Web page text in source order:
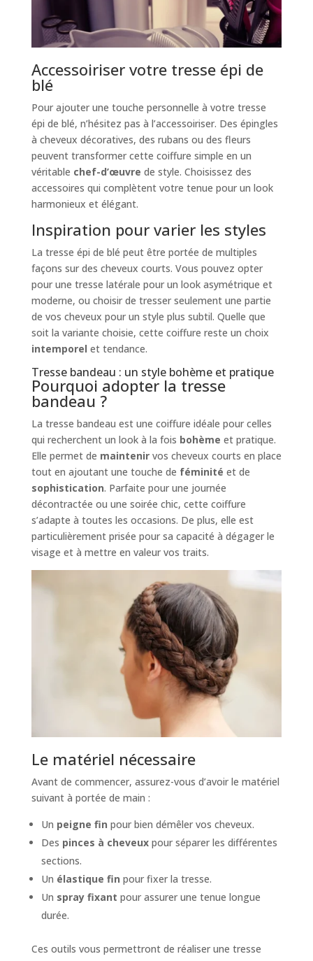
Accessoiriser votre tresse épi de
blé
Pour ajouter une touche personnelle à votre tresse
épi de blé, n’hésitez pas à l’accessoiriser. Des épingles
à cheveux décoratives, des rubans ou des fleurs
peuvent transformer cette coiffure simple en un
véritable chef-d’œuvre de style. Choisissez des
accessoires qui complètent votre tenue pour un look
harmonieux et élégant.
Inspiration pour varier les styles
La tresse épi de blé peut être portée de multiples
façons sur des cheveux courts. Vous pouvez opter
pour une tresse latérale pour un look asymétrique et
moderne, ou choisir de tresser seulement une partie
de vos cheveux pour un style plus subtil. Quelle que
soit la variante choisie, cette coiffure reste un choix
intemporel et tendance.
Tresse bandeau : un style bohème et pratique
Pourquoi adopter la tresse
bandeau ?
La tresse bandeau est une coiffure idéale pour celles
qui recherchent un look à la fois bohème et pratique.
Elle permet de maintenirvos cheveux courts en place
tout en ajoutant une touche de féminité et de
sophistication. Parfaite pour une journée
décontractée ou une soirée chic, cette coiffure
s’adapte à toutes les occasions. De plus, elle est
particulièrement prisée pour sa capacité à dégager le
visage et à mettre en valeur vos traits.
Le matériel nécessaire
Avant de commencer, assurez-vous d’avoir le matériel
suivant à portée de main :
Un peigne fin pour bien démêler vos cheveux.
Des pinces à cheveuxpour séparer les différentes
sections.
Un élastique fin pour fixer la tresse.
Un spray fixant pour assurer une tenue longue
durée.
Ces outils vous permettront de réaliser une tresse